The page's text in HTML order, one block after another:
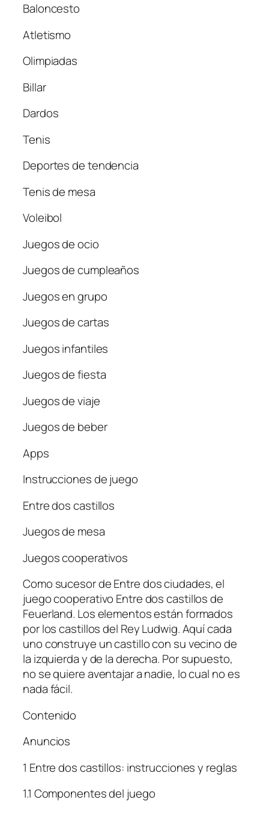
Baloncesto
Atletismo
Olimpiadas
Billar
Dardos
Tenis
Deportes de tendencia
Tenis de mesa
Voleibol
Juegos de ocio
Juegos de cumpleaños
Juegos en grupo
Juegos de cartas
Juegos infantiles
Juegos de fiesta
Juegos de viaje
Juegos de beber
Apps
Instrucciones de juego
Entre dos castillos
Juegos de mesa
Juegos cooperativos
Como sucesor de Entre dos ciudades, el
juego cooperativo Entre dos castillos de
Feuerland. Los elementos están formados
por los castillos del Rey Ludwig. Aquí cada
uno construye un castillo con su vecino de
la izquierda y de la derecha. Por supuesto,
no se quiere aventajar a nadie, lo cual no es
nada fácil.
Contenido
Anuncios
1 Entre dos castillos: instrucciones y reglas
1.1 Componentes del juego